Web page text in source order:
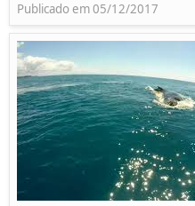
Publicado em 05/12/2017